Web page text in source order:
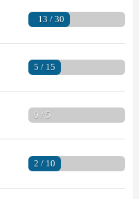
13 / 30
5 / 15
0 / 5
2 / 10